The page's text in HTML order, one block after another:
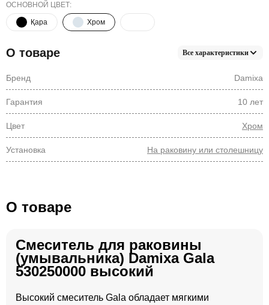
ОСНОВНОЙ ЦВЕТ:
Қара Хром
О товаре Все характеристики
Бренд Damixa
Гарантия 10 лет
Цвет Хром
Установка На раковину или столешницу
О товаре
Смеситель для раковины
(умывальника) Damixa Gala
530250000 высокий
Высокий смеситель Gala обладает мягкими